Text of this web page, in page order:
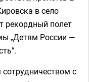
в село
рекордный полет
„Детям России —
с